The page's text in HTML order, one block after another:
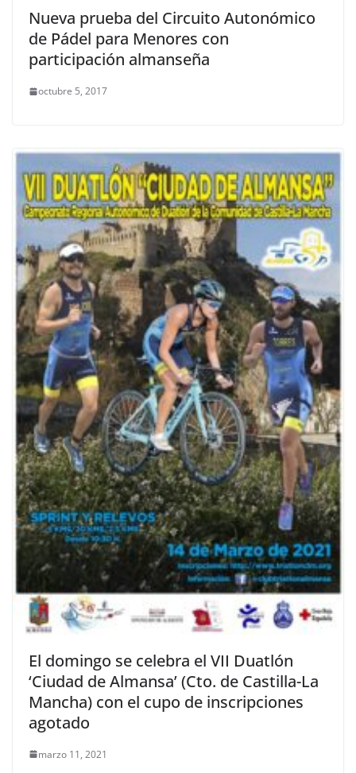
Nueva prueba del Circuito Autonómico
de Pádel para Menores con
participación almanseña
octubre 5, 2017
El domingo se celebra el VII Duatlón
‘Ciudad de Almansa’ (Cto. de Castilla-La
Mancha) con el cupo de inscripciones
agotado
marzo 11, 2021